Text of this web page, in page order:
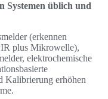
Systemen üblich und
(erkennen
plus Mikrowelle),
elektrochemische
Kalibrierung erhöhen